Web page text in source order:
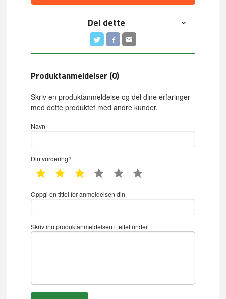
Del dette
Produktanmeldelser (0)
Skriv en produktanmeldelse og del dine erfaringer
med dette produktet med andre kunder.
Navn
Din vurdering?
1 star 2 star 3 star 4 star 5 star
Oppgi en tittel for anmeldelsen din
Skriv inn produktanmeldelsen i feltet under